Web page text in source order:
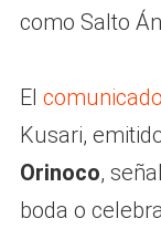
como Salto
El comunicado
Kusari,
Orinoco,
boda o